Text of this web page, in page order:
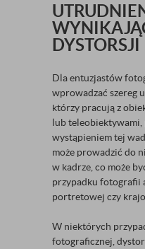
DYSTORSJI
Dla entuzjastów
wprowadzać szereg
którzy pracują z
lub
wystąpieniem tej
może prowadzić do
w kadrze, co może
przypadku fotografii
portretowej czy
W niektórych
fotograficznej,